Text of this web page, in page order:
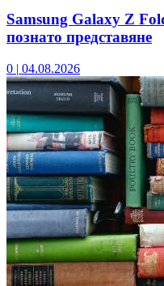
Samsung Galaxy Z
познато представяне
0 | 04.08.2026